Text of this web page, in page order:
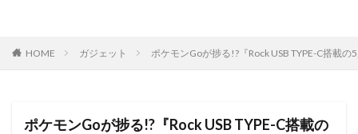
HOME ガジェット ポケモンGoが捗る!?『Rock USB TYPE-C搭載
ポケモンGoが捗る!?『Rock USB TYPE-C搭載の